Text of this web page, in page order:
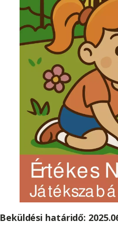
Beküldési határidő: